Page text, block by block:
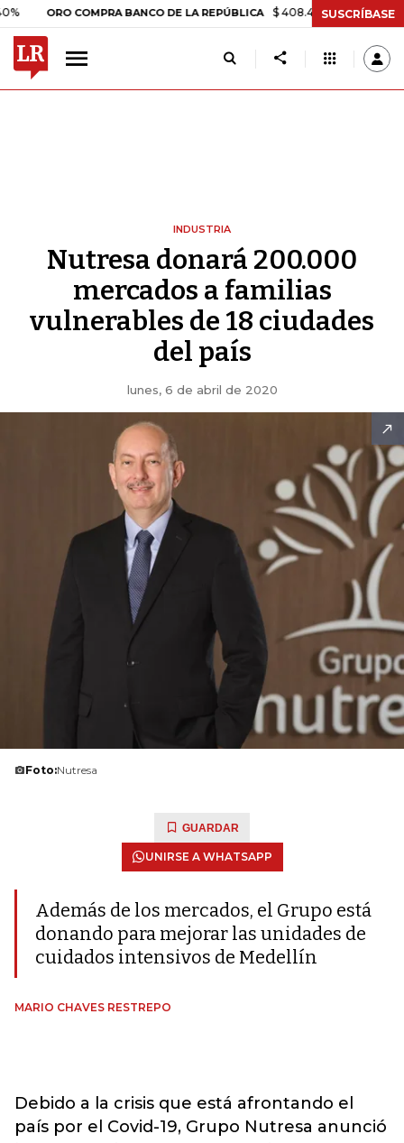
ORO COMPRA BANCO DE LA REPÚBLICA $ 408.498,97 +$ 8.753,81
SUSCRÍBASE
INDUSTRIA
Nutresa donará 200.000
mercados a familias
vulnerables de 18 ciudades
del país
lunes, 6 de abril de 2020
Foto:Nutresa
GUARDAR
UNIRSE A WHATSAPP
Además de los mercados, el Grupo está
donando para mejorar las unidades de
cuidados intensivos de Medellín
MARIO CHAVES RESTREPO
Debido a la crisis que está afrontando el
país por el Covid-19, Grupo Nutresa anunció